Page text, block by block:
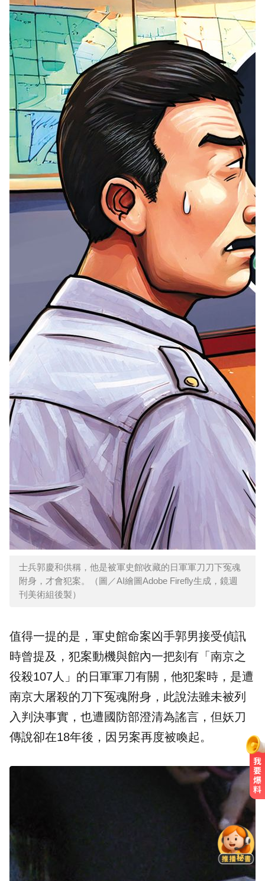
士兵郭慶和供稱，他是被軍史館收藏的日軍軍刀刀下冤魂
附身，才會犯案。（圖／AI繪圖Adobe Firefly生成，鏡週
刊美術組後製）
值得一提的是，軍史館命案凶手郭男接受偵訊
時曾提及，犯案動機與館內一把刻有「南京之
役殺107人」的日軍軍刀有關，他犯案時，是遭
南京大屠殺的刀下冤魂附身，此說法雖未被列
入判決事實，也遭國防部澄清為謠言，但妖刀
傳說卻在18年後，因另案再度被喚起。